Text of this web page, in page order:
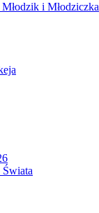
i Młodziczka